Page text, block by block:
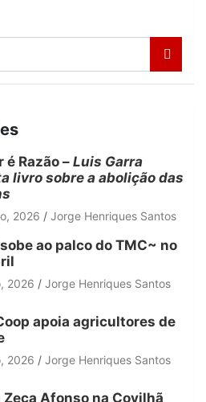
é Razão – Luis Garra
livro sobre a abolição das
2026 Jorge Henriques Santos
ao palco do TMC~ no
2026 Jorge Henriques Santos
apoia agricultores de
2026 Jorge Henriques Santos
Afonso na Covilhã